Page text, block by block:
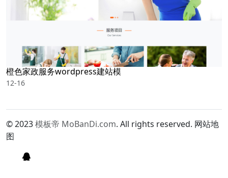
橙色家政服务wordpress建站模
12-16
© 2023模板帝 MoBanDi.com. All rights reserved. 网站地
图